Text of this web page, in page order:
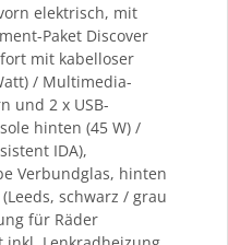
elektrisch, mit
Paket Discover
mit kabelloser
/ Multimedia-
und 2 x USB-
hinten (45 W) /
IDA),
Verbundglas, hinten
schwarz / grau
für Räder